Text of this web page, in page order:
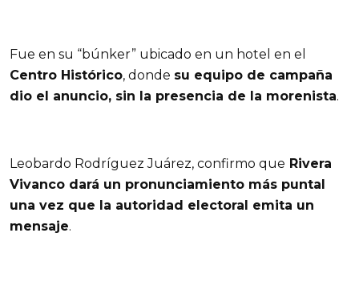
Fue en su “búnker” ubicado en un hotel en el
Centro Histórico, donde su equipo de campaña
dio el anuncio, sin la presencia de la morenista.
Leobardo Rodríguez Juárez, confirmo que Rivera
Vivanco dará un pronunciamiento más puntal
una vez que la autoridad electoral emita un
mensaje.